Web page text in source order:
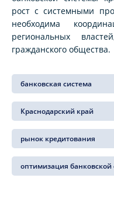
рост с системными
необходима
региональных
гражданского общества.
банковская система
Краснодарский край
рынок кредитования
оптимизация банковской